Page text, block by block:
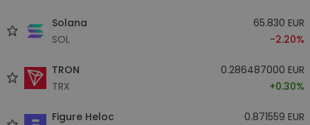
Solana
SOL
65.830 EUR
-2.20%
TRON
TRX
0.286487000 EUR
+0.30%
Figure Heloc
0.871559 EUR